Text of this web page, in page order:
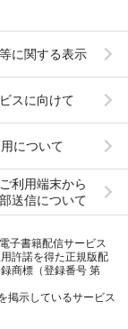
に関する表示
スに向けて
について
利用端末から
送信について
子書籍配信サービス
許諾を得た正規版配
商標（登録番号 第
掲示しているサービス